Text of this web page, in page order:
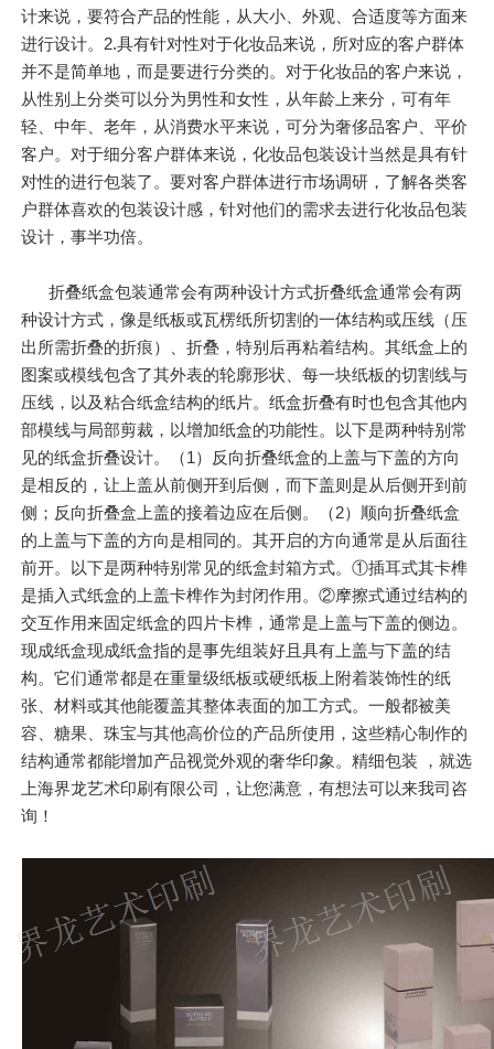
计来说，要符合产品的性能，从大小、外观、合适度等方面来
进行设计。2.具有针对性对于化妆品来说，所对应的客户群体
并不是简单地，而是要进行分类的。对于化妆品的客户来说，
从性别上分类可以分为男性和女性，从年龄上来分，可有年
轻、中年、老年，从消费水平来说，可分为奢侈品客户、平价
客户。对于细分客户群体来说，化妆品包装设计当然是具有针
对性的进行包装了。要对客户群体进行市场调研，了解各类客
户群体喜欢的包装设计感，针对他们的需求去进行化妆品包装
设计，事半功倍。
折叠纸盒包装通常会有两种设计方式折叠纸盒通常会有两
种设计方式，像是纸板或瓦楞纸所切割的一体结构或压线（压
出所需折叠的折痕）、折叠，特别后再粘着结构。其纸盒上的
图案或模线包含了其外表的轮廓形状、每一块纸板的切割线与
压线，以及粘合纸盒结构的纸片。纸盒折叠有时也包含其他内
部模线与局部剪裁，以增加纸盒的功能性。以下是两种特别常
见的纸盒折叠设计。（1）反向折叠纸盒的上盖与下盖的方向
是相反的，让上盖从前侧开到后侧，而下盖则是从后侧开到前
侧；反向折叠盒上盖的接着边应在后侧。（2）顺向折叠纸盒
的上盖与下盖的方向是相同的。其开启的方向通常是从后面往
前开。以下是两种特别常见的纸盒封箱方式。①插耳式其卡榫
是插入式纸盒的上盖卡榫作为封闭作用。②摩擦式通过结构的
交互作用来固定纸盒的四片卡榫，通常是上盖与下盖的侧边。
现成纸盒现成纸盒指的是事先组装好且具有上盖与下盖的结
构。它们通常都是在重量级纸板或硬纸板上附着装饰性的纸
张、材料或其他能覆盖其整体表面的加工方式。一般都被美
容、糖果、珠宝与其他高价位的产品所使用，这些精心制作的
结构通常都能增加产品视觉外观的奢华印象。精细包装 ，就选
上海界龙艺术印刷有限公司，让您满意，有想法可以来我司咨
询！